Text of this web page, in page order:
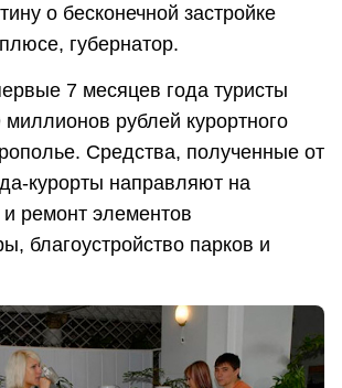
о бесконечной застройке
губернатор.
7 месяцев года туристы
рублей курортного
Средства, полученные от
курорты направляют на
и ремонт элементов
благоустройство парков и